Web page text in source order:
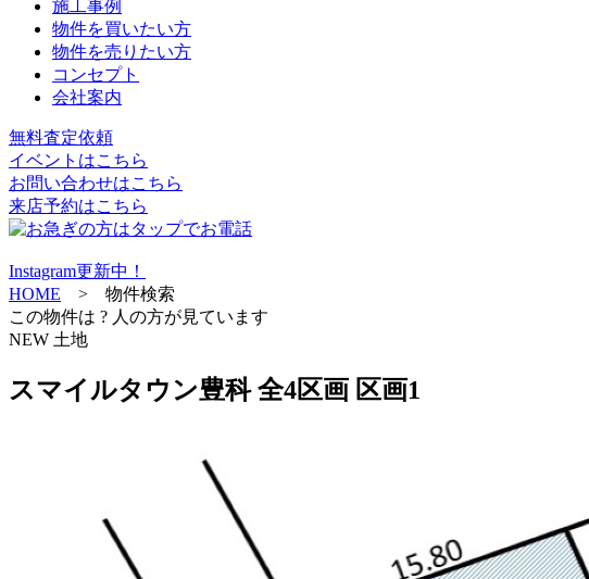
施工事例
物件を買いたい方
物件を売りたい方
コンセプト
会社案内
無料査定依頼
イベントはこちら
お問い合わせはこちら
来店予約はこちら
Instagram更新中！
HOME > 物件検索
この物件は ? 人の方が見ています
NEW 土地
スマイルタウン豊科 全4区画 区画1